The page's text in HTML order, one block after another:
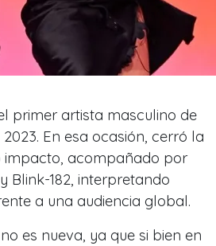
primer artista masculino de
En esa ocasión, cerró la
impacto, acompañado por
Blink-182, interpretando
a una audiencia global.
es nueva, ya que si bien en